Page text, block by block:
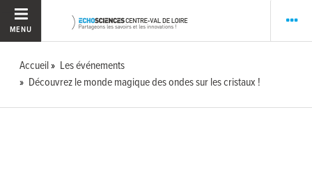
MENU
Accueil
Les événements
Découvrez le monde magique des ondes sur les cristaux !